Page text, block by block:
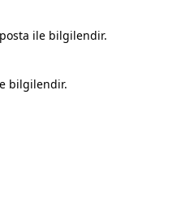
ile bilgilendir.
bilgilendir.